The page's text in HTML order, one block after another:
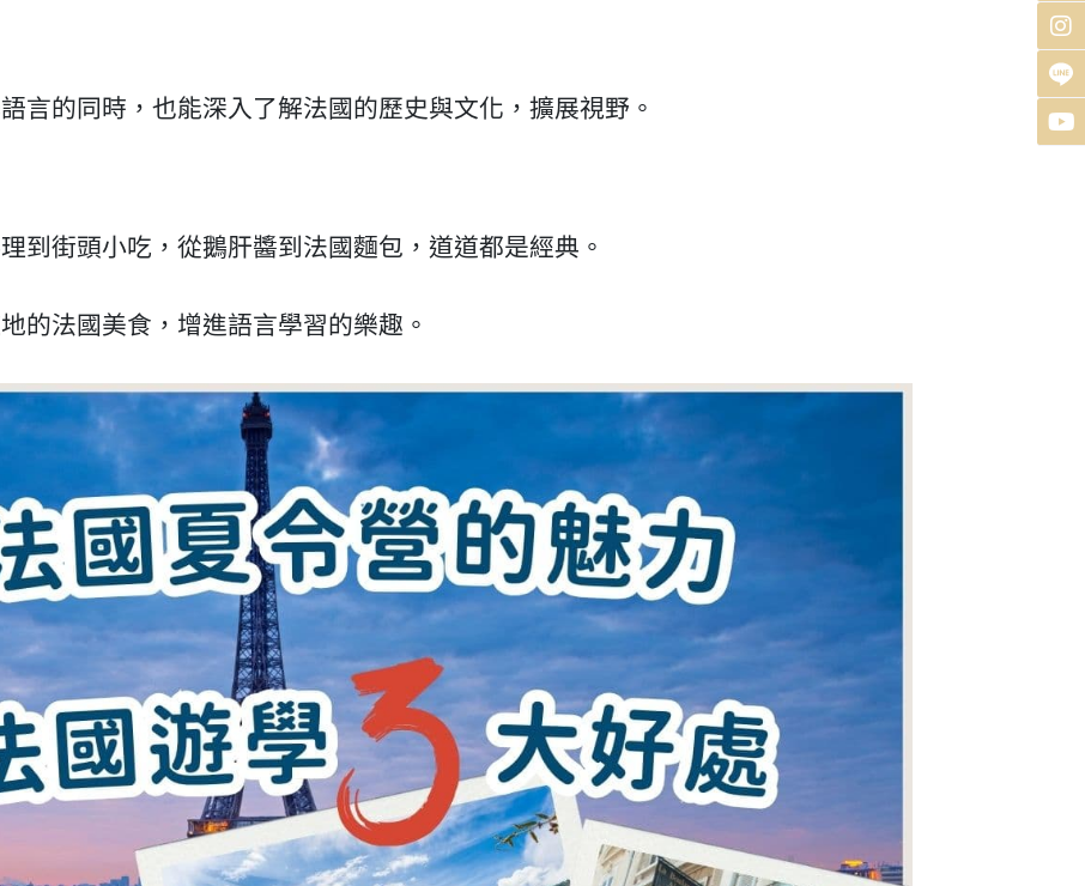
言的同時，也能深入了解法國的歷史與文化，擴展視野。
到街頭小吃，從鵝肝醬到法國麵包，道道都是經典。
的法國美食，增進語言學習的樂趣。